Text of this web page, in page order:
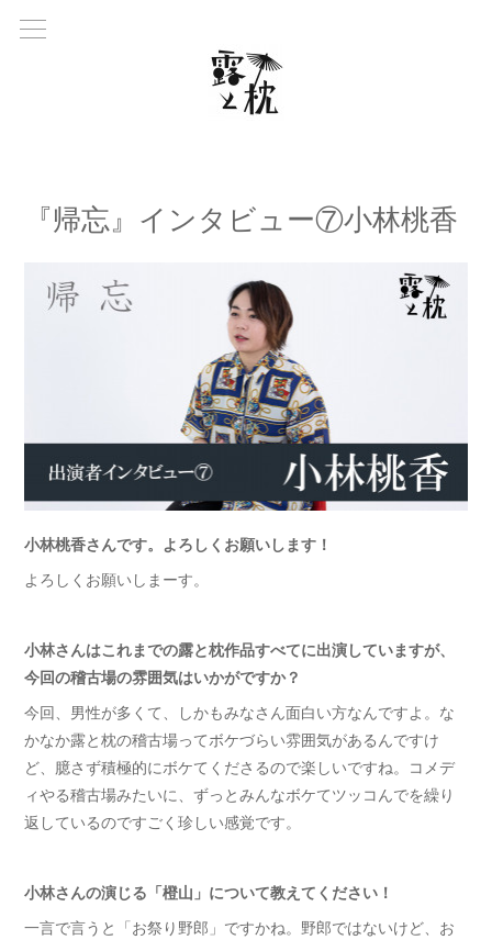
『帰忘』インタビュー⑦小林桃香
小林桃香さんです。よろしくお願いします！
よろしくお願いしまーす。
小林さんはこれまでの露と枕作品すべてに出演していますが、
今回の稽古場の雰囲気はいかがですか？
今回、男性が多くて、しかもみなさん面白い方なんですよ。な
かなか露と枕の稽古場ってボケづらい雰囲気があるんですけ
ど、臆さず積極的にボケてくださるので楽しいですね。コメデ
ィやる稽古場みたいに、ずっとみんなボケてツッコんでを繰り
返しているのですごく珍しい感覚です。
小林さんの演じる「橙山」について教えてください！
一言で言うと「お祭り野郎」ですかね。野郎ではないけど、お